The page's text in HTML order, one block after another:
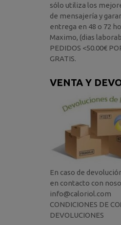
sólo utiliza los
de mensajería y
entrega en 48 o 72
Maximo, (dias
PEDIDOS <50.00€
GRATIS.
VENTA Y
En caso de
en contacto con
info@caloriol.com
CONDICIONES DE
DEVOLUCIONES